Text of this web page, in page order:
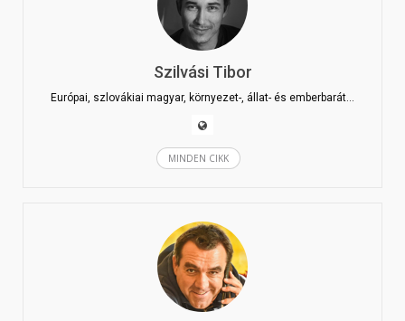
Szilvási Tibor
Európai, szlovákiai magyar, környezet-, állat- és emberbarát…
MINDEN CIKK